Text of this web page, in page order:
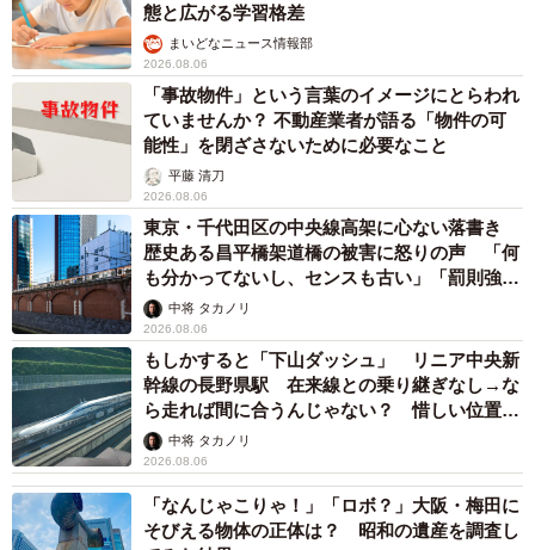
態と広がる学習格差
まいどなニュース情報部
2026.08.06
「事故物件」という言葉のイメージにとらわれ
ていませんか？ 不動産業者が語る「物件の可
能性」を閉ざさないために必要なこと
平藤 清刀
2026.08.06
東京・千代田区の中央線高架に心ない落書き
歴史ある昌平橋架道橋の被害に怒りの声 「何
も分かってないし、センスも古い」「罰則強化
して」中将 タカノリ
2026.08.06
もしかすると「下山ダッシュ」 リニア中央新
幹線の長野県駅 在来線との乗り継ぎなし→な
ら走れば間に合うんじゃない？ 惜しい位置関
係が反響
中将 タカノリ
2026.08.06
「なんじゃこりゃ！」「ロボ？」大阪・梅田に
そびえる物体の正体は？ 昭和の遺産を調査し